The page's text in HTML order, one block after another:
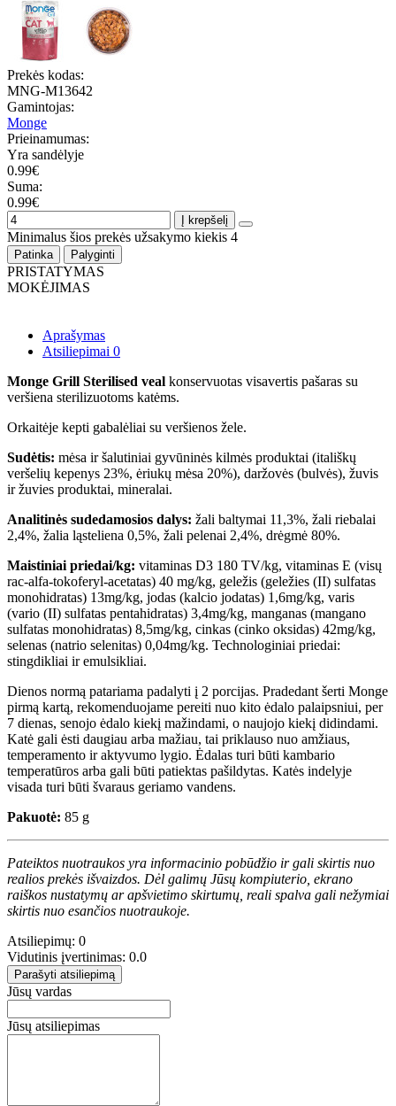
Prekės kodas:
MNG-M13642
Gamintojas:
Monge
Prieinamumas:
Yra sandėlyje
0.99€
Suma:
0.99€
Į krepšelį
Minimalus šios prekės užsakymo kiekis 4
Patinka Palyginti
PRISTATYMAS
MOKĖJIMAS
Aprašymas
Atsiliepimai 0
Monge Grill Sterilised veal konservuotas visavertis pašaras su
veršiena sterilizuotoms katėms.
Orkaitėje kepti gabalėliai su veršienos žele.
Sudėtis: mėsa ir šalutiniai gyvūninės kilmės produktai (itališkų
veršelių kepenys 23%, ėriukų mėsa 20%), daržovės (bulvės), žuvis
ir žuvies produktai, mineralai.
Analitinės sudedamosios dalys: žali baltymai 11,3%, žali riebalai
2,4%, žalia ląsteliena 0,5%, žali pelenai 2,4%, drėgmė 80%.
Maistiniai priedai/kg: vitaminas D3 180 TV/kg, vitaminas E (visų
rac-alfa-tokoferyl-acetatas) 40 mg/kg, geležis (geležies (II) sulfatas
monohidratas) 13mg/kg, jodas (kalcio jodatas) 1,6mg/kg, varis
(vario (II) sulfatas pentahidratas) 3,4mg/kg, manganas (mangano
sulfatas monohidratas) 8,5mg/kg, cinkas (cinko oksidas) 42mg/kg,
selenas (natrio selenitas) 0,04mg/kg. Technologiniai priedai:
stingdikliai ir emulsikliai.
Dienos normą patariama padalyti į 2 porcijas. Pradedant šerti Monge
pirmą kartą, rekomenduojame pereiti nuo kito ėdalo palaipsniui, per
7 dienas, senojo ėdalo kiekį mažindami, o naujojo kiekį didindami.
Katė gali ėsti daugiau arba mažiau, tai priklauso nuo amžiaus,
temperamento ir aktyvumo lygio. Ėdalas turi būti kambario
temperatūros arba gali būti patiektas pašildytas. Katės indelyje
visada turi būti švaraus geriamo vandens.
Pakuotė: 85 g
Pateiktos nuotraukos yra informacinio pobūdžio ir gali skirtis nuo
realios prekės išvaizdos. Dėl galimų Jūsų kompiuterio, ekrano
raiškos nustatymų ar apšvietimo skirtumų, reali spalva gali nežymiai
skirtis nuo esančios nuotraukoje.
Atsiliepimų: 0
Vidutinis įvertinimas: 0.0
Parašyti atsiliepimą
Jūsų vardas
Jūsų atsiliepimas